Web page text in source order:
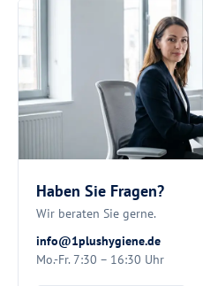
Haben Sie Fragen?
Wir beraten Sie gerne.
info@1plushygiene.de
Mo.-Fr. 7:30 – 16:30 Uhr